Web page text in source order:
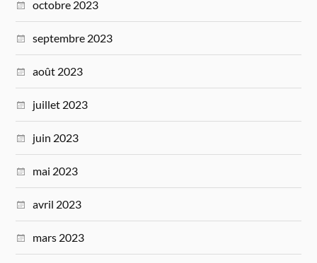
octobre 2023
septembre 2023
août 2023
juillet 2023
juin 2023
mai 2023
avril 2023
mars 2023